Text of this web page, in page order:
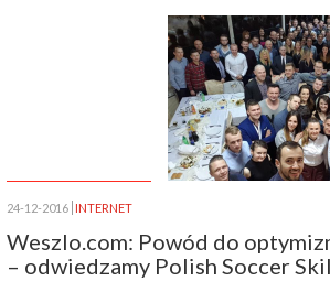
24-12-2016 INTERNET
Weszlo.com: Powód do
– odwiedzamy Polish Soccer